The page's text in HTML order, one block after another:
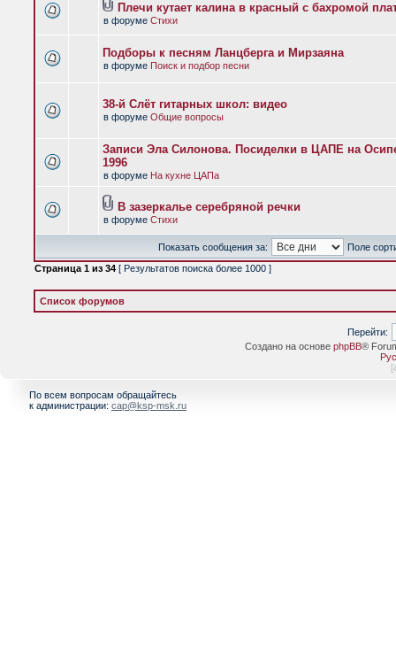
Плечи кутает калина в красный с бахромой
в форуме Стихи
Подборы к песням Ланцберга и Мирзаяна
в форуме Поиск и подбор песни
38-й Слёт гитарных школ: видео
в форуме Общие вопросы
Записи Эла Силонова. Посиделки в ЦАПЕ на
1996
в форуме На кухне ЦАПа
В зазеркалье серебряной речки
в форуме Стихи
Показать сообщения за:
Поле
Страница 1 из 34 [ Результатов поиска более 1000 ]
Список форумов
Перейти:
Создано на основе phpBB®
[
По всем вопросам обращайтесь
к администрации: cap@ksp-msk.ru